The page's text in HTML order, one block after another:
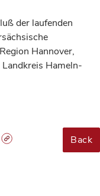
der laufenden
Hannover,
Hameln-
Back